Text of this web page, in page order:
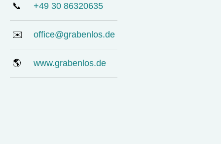
📞 +49 30 86320635
✉️ office@grabenlos.de
🌎 www.grabenlos.de